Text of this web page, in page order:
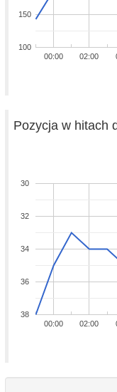
00:00 02:00
100
150
Pozycja w hitach
00:00 02:00
30
32
34
36
38